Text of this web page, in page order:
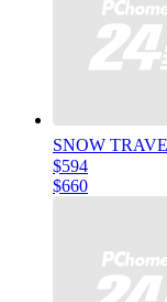
SNOW
$594
$660